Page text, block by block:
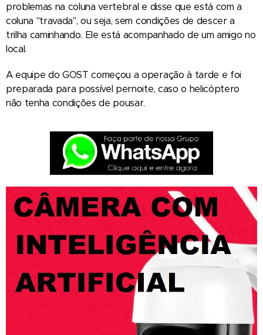
problemas na coluna vertebral e disse que está com a
coluna "travada", ou seja, sem condições de descer a
trilha caminhando. Ele está acompanhado de um amigo no
local.
A equipe do GOST começou a operação à tarde e foi
preparada para possível pernoite, caso o helicóptero
não tenha condições de pousar.